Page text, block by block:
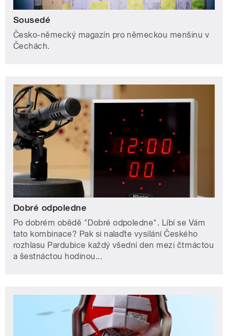
Sousedé
Česko-německý magazín pro německou menšinu v
Čechách.
Dobré odpoledne
Po dobrém obědě "Dobré odpoledne". Líbí se Vám
tato kombinace? Pak si nalaďte vysílání Českého
rozhlasu Pardubice každý všední den mezi čtrnáctou
a šestnáctou hodinou...